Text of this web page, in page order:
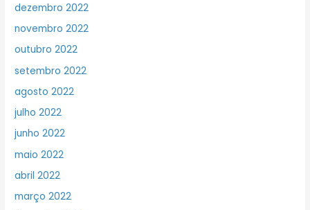
dezembro 2022
novembro 2022
outubro 2022
setembro 2022
agosto 2022
julho 2022
junho 2022
maio 2022
abril 2022
março 2022